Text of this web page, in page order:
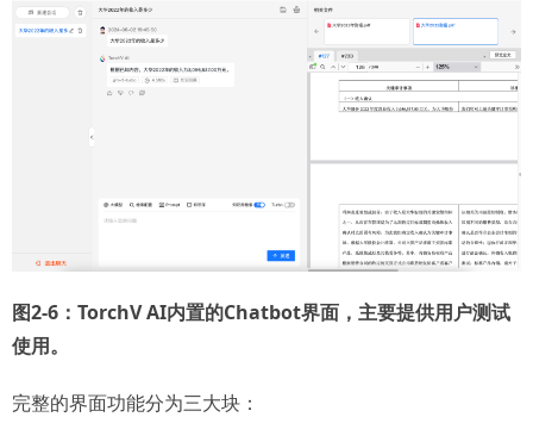
图2-6：TorchV AI内置的Chatbot界面，主要提供用户测试
使用。
完整的界面功能分为三大块：